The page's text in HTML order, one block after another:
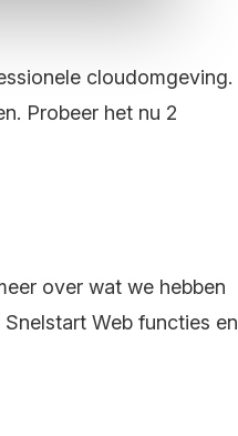
cloudomgeving.
Probeer het nu 2
over wat we hebben
Web functies en